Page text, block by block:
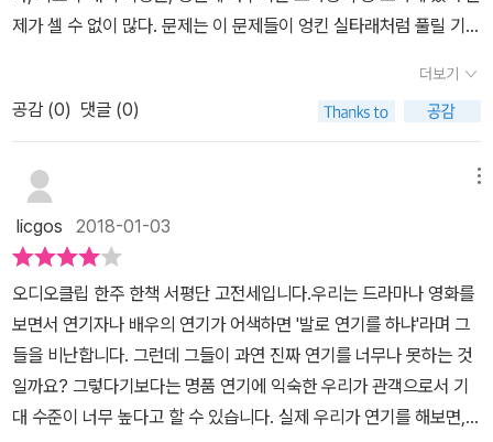
이렇게저렇게 바꾸는 것에 초점을 두고 있는 상황에서 우리에게 교육
이다. 우리에게는 ‘진실로’ 개혁이 아닌 변화가 필요한 시점이다! 그렇
야 한다. 교육계 내부의 개혁과 변화만으로 문제가 해결되지 않는다.
한 사안인 것이다. 풀란의 권면을 기억하자! “‘가진 지식을 의심하면
쪽).” 뻔한 이야기를 바꾸는 힘은 실행이다. 개선이란 “당신이 근무하
는 환경 속에서 당연히 해야 할 일을 하는 역할 그 이상”(214쪽)을 말
하며, 이것이 “교육변화의 새로운 의미의 핵심”이다. 학교문화를 바
꾸는 힘-교사 사회문화의 변화와 학교문화를 변화시키는 일은 공진
화(共進化)해야 한다. 교육변화의 열쇠는 ‘교사’에게 있으며, 그들이
수는 없을까?'독서는 삶의 가장 바닥에서 나를 바꾸고 또 바꾸어준 가
럼 수정 보완보다는 위정자들의 업적을 위해 '뒤짚어엎기'가 많았고,
다는 어른들 세계의 부조리를 먼저 배우는 악순환이 계속되는 게 지
정이다. 2부의 내용은 좀 더 구체적인 교육 당사자들이 무엇을 어떻
과 공유하면 좋을 것 같다. 이건 책 안에 들어있는 관념이 아니라 우리
의 문제라는 걸 인지했으면 좋겠다. 교육 관계자들의 프로그램에 외
국 연수를 통한 개혁 프로그램이 있다면 그에 앞서 이 책을 세미나로
공부한 후 현장을 살피는 것도 효과적이라는 생각이 든다. 무엇보다
학교개혁에 대한 신뢰를 주는 것이 우선이다. 학교개혁의 수혜자는
교사와 학생이 가장 중심에 있어야 한다.
고 있다.우리나라는 한국전쟁이후 정치, 경제적으로 불안한 시대를
도 성장에 따른각종 사회문제의 대두 등 정치, 문화, 사회, 경제적으로
급격한 변화가 일어났으며, 세계에서 보기 드문 경제성장을이루어 낸
가시적인 성과와 더불어 민주화 운동을 통하여 미흡하나 점진적으로
성숙한 사회로 발전해 나가고 있다. 이러한 것은 그 동안 정부주도의
교육제도를통하여 국민들의 문맹률을 낮추고 평균적인 교육수준을
높여 국가발전에 크게 이바지 한 것은 높이 평가할 수 있으나,개인적
으로 교육의 다양성 면에서는 미흡하고 아쉽다고 하겠다.초등학교부
터 고등학교까지 12년간의 교육을 마친 뒤, 학생들은 자신들의 미래
를 위하여 진로를고민하기 보단, 진로를 위하여 진학을 고민해야 하
는 사회 풍토와 경쟁을 부추기는 구조적인 문제도 한몫을 한다고 하
겠다.그렇다고 해서한국의 교육제도도 개혁과 시도가 없었던 것은 아
니나, “공교육은 죽었다”는 극단적인 표현이 언론에 자주 등장하는
한 이 책은 '교육변화의 의미'를 주제로 1982년 초판을 시작으로 19
91년, 2001년, 2007년 그리고 2016년에 개정판으로 출간되었습니
다. 재출판될 때마다 시스템 전반의 개선이 성공적으로 이루어져 방
대한 양의 연구 성과가 생겼고 그 중에서 효과가 있는 아이디어를 소
교육변화, 3부 광역 및 전국수준(정부, 교직과 리더들)에서의 교육변
화로 구성되어 있습니다. 1부가 개론적인 교육개혁의 평가를 하고 있
다면, 2부와 3부는 지역과 전국 단위에서의 교육변화에 대한 시례 및
개선점을 제시해주고 있습니다. 개인적으로는 6장 교사 부문에서 나
오는 전문학습공동체(Professional Learning Communities, PL
Cs)에 대한 부분이 흥미로왔습니다. 현재 우리나라 교육계에서도 진
행되고 있음을 알기에, 다른 나라의 사례를 통해 주체의 교육변화를
향한 자발적 노력 혹은 교육청의 지원 지속성등을 알고 싶었습니다.
제가 셀 수 없이 많다. 문제는 이 문제들이 엉킨 실타래처럼 풀릴 기미
것은 아니다. 오늘날까지 교육체제에 대해 문제의식을 가진 여러 주
체들이 병리현상을 해결하기 위해 다양한 방법으로 노력해왔다. 그
결과 노력의 산물로써 개인적 차원부터 정책적 차원까지 다방면적으
로 교육개혁이 이뤄졌다. 하지만 결과는 실망스러웠다. 노력이란 단
화로 인한 혼란 때문에 학부모와 학생들이 개혁의 피해자가 되는 불
상사까지 나타났다. 이쯤이면 묻고 싶다. 과연 교육개혁의 봄은 올
까? 책의 저자 마이클 풀란은 이에 대한 답을 제시한다. 『학교개혁은
왜 실패하는가』는 교육중심지인 학교를 바탕으로 학교교육의 변화와
실패사유, 그리고 성공적인 개혁을 위한 가이드라인을 제시한다. 필
자가 읽은 책은 5번째 개정판으로 구성은 이전과 차이나이 않으나,
현실적인 부분을 보완함으로써 독자의 이해를 돕는다. 책은 3부로 구
더보기
공감 (0) 댓글 (0)
licgos 2018-01-03
오디오클립 한주 한책 서평단 고전세입니다.우리는 드라마나 영화를
보면서 연기자나 배우의 연기가 어색하면 '발로 연기를 하냐'라며 그
들을 비난합니다. 그런데 그들이 과연 진짜 연기를 너무나 못하는 것
일까요? 그렇다기보다는 명품 연기에 익숙한 우리가 관객으로서 기
대 수준이 너무 높다고 할 수 있습니다. 실제 우리가 연기를 해보면,